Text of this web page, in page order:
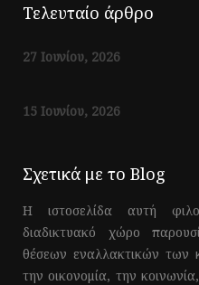
Τελευταίο άρθρο
27 Ιουνίου, 2026
15 Ιουνίου, 2026
Σχετικά με το Blog
Η ιστοσελίδα αυτή
διαδικτυακό χώρο
θέσεων εναλλακτικών των
την οικονομία, την